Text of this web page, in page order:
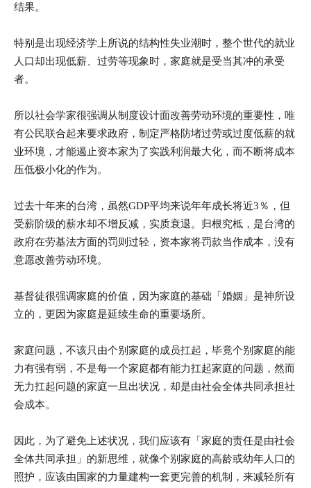
结果。
特别是出现经济学上所说的结构性失业潮时，整个世代的就业
人口却出现低薪、过劳等现象时，家庭就是受当其冲的承受
者。
所以社会学家很强调从制度设计面改善劳动环境的重要性，唯
有公民联合起来要求政府，制定严格防堵过劳或过度低薪的就
业环境，才能遏止资本家为了实践利润最大化，而不断将成本
压低极小化的作为。
过去十年来的台湾，虽然GDP平均来说年年成长将近3％，但
受薪阶级的薪水却不增反减，实质衰退。归根究柢，是台湾的
政府在劳基法方面的罚则过轻，资本家将罚款当作成本，没有
意愿改善劳动环境。
基督徒很强调家庭的价值，因为家庭的基础「婚姻」是神所设
立的，更因为家庭是延续生命的重要场所。
家庭问题，不该只由个别家庭的成员扛起，毕竟个别家庭的能
力有强有弱，不是每一个家庭都有能力扛起家庭的问题，然而
无力扛起问题的家庭一旦出状况，却是由社会全体共同承担社
会成本。
因此，为了避免上述状况，我们应该有「家庭的责任是由社会
全体共同承担」的新思维，就像个别家庭的高龄或幼年人口的
照护，应该由国家的力量建构一套更完善的机制，来减轻所有